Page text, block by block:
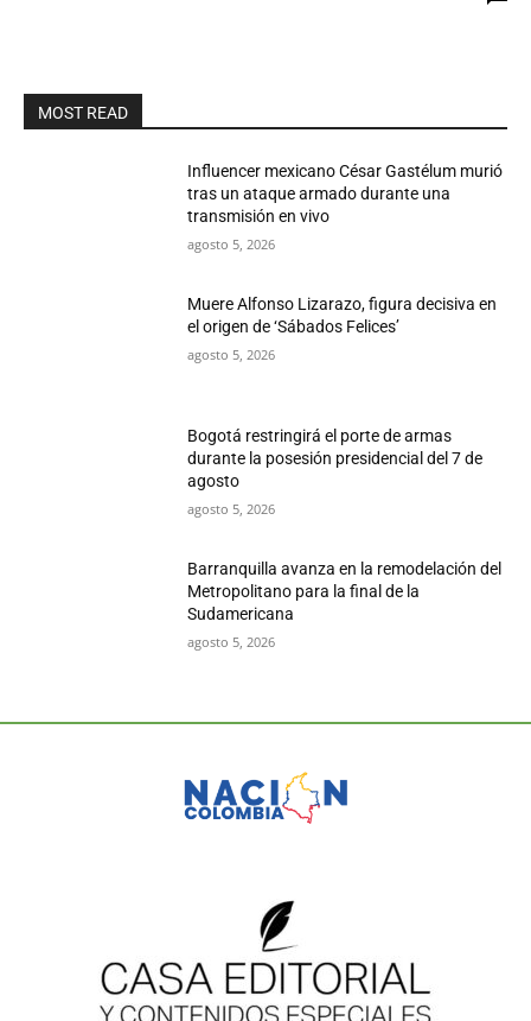
MOST READ
Influencer mexicano César Gastélum murió
tras un ataque armado durante una
transmisión en vivo
agosto 5, 2026
Muere Alfonso Lizarazo, figura decisiva en
el origen de ‘Sábados Felices’
agosto 5, 2026
Bogotá restringirá el porte de armas
durante la posesión presidencial del 7 de
agosto
agosto 5, 2026
Barranquilla avanza en la remodelación del
Metropolitano para la final de la
Sudamericana
agosto 5, 2026